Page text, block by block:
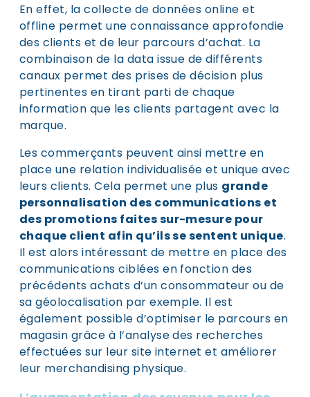
En effet, la collecte de données online et
offline permet une connaissance approfondie
des clients et de leur parcours d’achat. La
combinaison de la data issue de différents
canaux permet des prises de décision plus
pertinentes en tirant parti de chaque
information que les clients partagent avec la
marque.
Les commerçants peuvent ainsi mettre en
place une relation individualisée et unique avec
leurs clients. Cela permet une plus grande
personnalisation des communications et
des promotions faites sur-mesure pour
chaque client afin qu’ils se sentent unique.
Il est alors intéressant de mettre en place des
communications ciblées en fonction des
précédents achats d’un consommateur ou de
sa géolocalisation par exemple. Il est
également possible d’optimiser le parcours en
magasin grâce à l’analyse des recherches
effectuées sur leur site internet et améliorer
leur merchandising physique.